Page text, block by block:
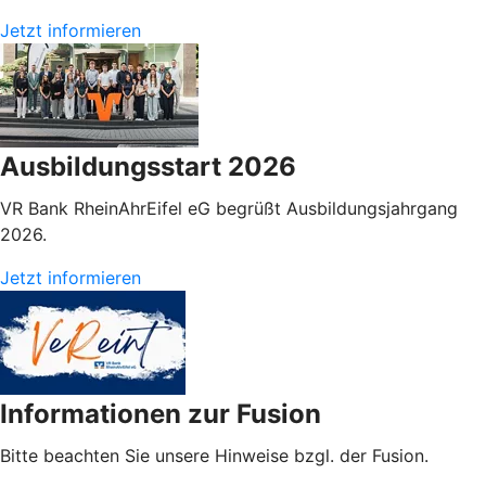
Jetzt informieren
Ausbildungsstart 2026
VR Bank RheinAhrEifel eG begrüßt Ausbildungsjahrgang
2026.
Jetzt informieren
Informationen zur Fusion
Bitte beachten Sie unsere Hinweise bzgl. der Fusion.